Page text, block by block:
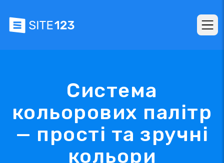
Система
кольорових палітр
— прості та зручні
кольори